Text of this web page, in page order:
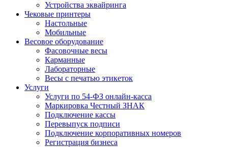
Устройства эквайринга
Чековые принтеры
Настольные
Мобильные
Весовое оборудование
Фасовочные весы
Карманные
Лабораторные
Весы с печатью этикеток
Услуги
Услуги по 54-ФЗ онлайн-касса
Маркировка Честный ЗНАК
Подключение кассы
Перевыпуск подписи
Подключение корпоративных номеров
Регистрация бизнеса